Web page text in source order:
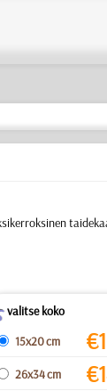
valitse koko
15x20 cm
€
26x34 cm €